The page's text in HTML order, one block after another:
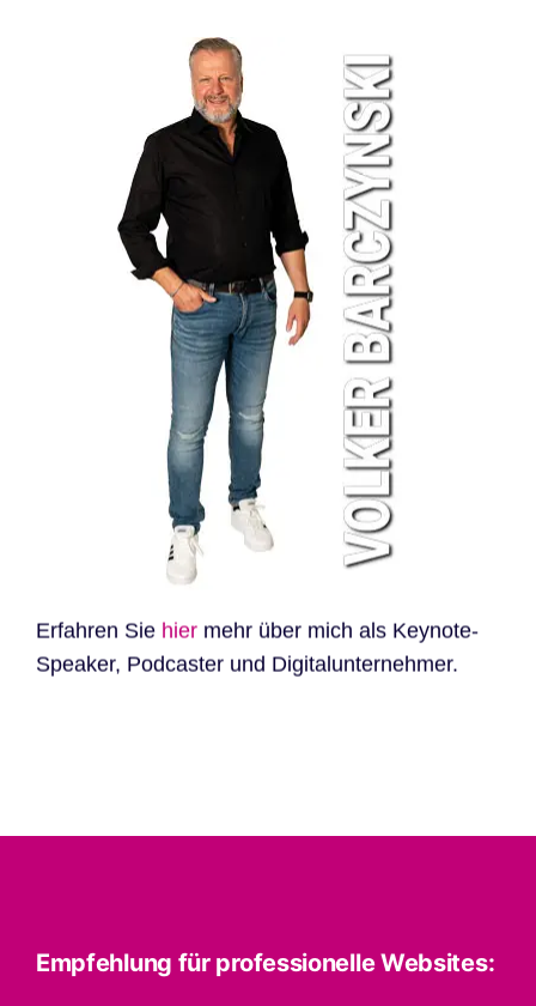
Erfahren Sie hiermehr über mich als Keynote-
Speaker, Podcaster und Digitalunternehmer.
Empfehlung für professionelle Websites: